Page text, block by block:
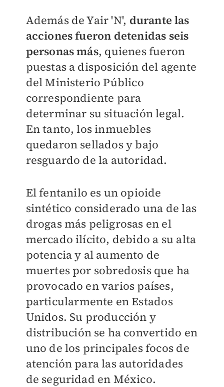
Además de Yair 'N', durante las
acciones fueron detenidas seis
personas más, quienes fueron
puestas a disposición del agente
del Ministerio Público
correspondiente para
determinar su situación legal.
En tanto, los inmuebles
quedaron sellados y bajo
resguardo de la autoridad.
El fentanilo es un opioide
sintético considerado una de las
drogas más peligrosas en el
mercado ilícito, debido a su alta
potencia y al aumento de
muertes por sobredosis que ha
provocado en varios países,
particularmente en Estados
Unidos. Su producción y
distribución se ha convertido en
uno de los principales focos de
atención para las autoridades
de seguridad en México.